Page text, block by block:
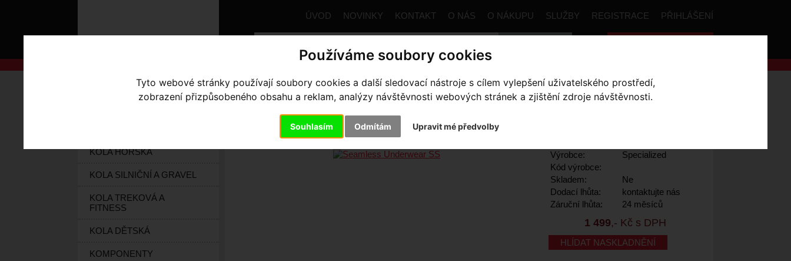
Používáme soubory cookies
Tyto webové stránky používají soubory cookies a další sledovací nástroje s cílem vylepšení uživatelského prostředí,
zobrazení přizpůsobeného obsahu a reklam, analýzy návštěvnosti webových stránek a zjištění zdroje návštěvnosti.
Souhlasím Odmítám Upravit mé předvolby
ÚVOD NOVINKY KONTAKT O NÁS O NÁKUPU SLUŽBY REGISTRACE PŘIHLÁŠENÍ
KOLA HORSKÁ
KOLA SILNIČNÍ A GRAVEL
KOLA TREKOVÁ A
FITNESS
KOLA DĚTSKÁ
KOMPONENTY
Úvodní strana Výbava pro jezdce Základní vrstva Pánské Seamless Underwear SS
SEAMLESS UNDERWEAR SS- Black Small
Výrobce:
Specialized
Kód výrobce:
Skladem:
Ne
Dodací lhůta:
kontaktujte nás
Záruční lhůta:
24 měsíců
1 499,- Kč s DPH
HLÍDAT NASKLADNĚNÍ